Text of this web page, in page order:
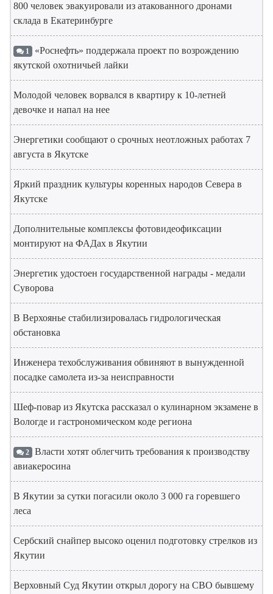
800 человек эвакуировали из атакованного дронами
склада в Екатеринбурге
1 «Роснефть» поддержала проект по возрождению
якутской охотничьей лайки
Молодой человек ворвался в квартиру к 10-летней
девочке и напал на нее
Энергетики сообщают о срочных неотложных работах 7
августа в Якутске
Яркий праздник культуры коренных народов Севера в
Якутске
Дополнительные комплексы фотовидеофиксации
монтируют на ФАДах в Якутии
Энергетик удостоен государственной награды - медали
Суворова
В Верхоянье стабилизировалась гидрологическая
обстановка
Инженера техобслуживания обвиняют в вынужденной
посадке самолета из-за неисправности
Шеф-повар из Якутска рассказал о кулинарном экзамене в
Вологде и гастрономическом коде региона
2 Власти хотят облегчить требования к производству
авиакеросина
В Якутии за сутки погасили около 3 000 га горевшего
леса
Сербский снайпер высоко оценил подготовку стрелков из
Якутии
Верховный Суд Якутии открыл дорогу на СВО бывшему